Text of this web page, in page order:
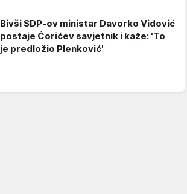
Bivši SDP-ov ministar Davorko Vidović
postaje Ćorićev savjetnik i kaže: 'To
je predložio Plenković'